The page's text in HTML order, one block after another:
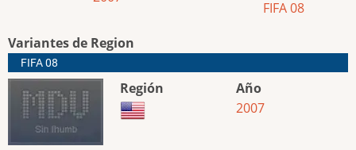
FIFA 08
Variantes de Region
FIFA 08
Región
Año
2007